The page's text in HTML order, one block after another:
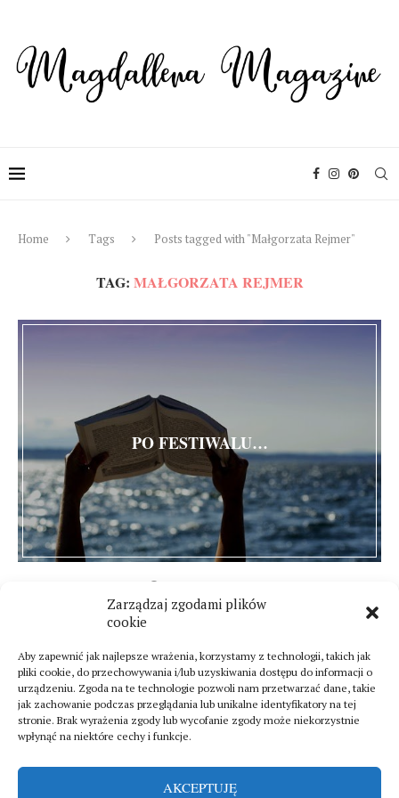
Zarządzaj zgodami plików
cookie
Aby zapewnić jak najlepsze wrażenia, korzystamy z technologii, takich jak
pliki cookie, do przechowywania i/lub uzyskiwania dostępu do informacji o
urządzeniu. Zgoda na te technologie pozwoli nam przetwarzać dane, takie
jak zachowanie podczas przeglądania lub unikalne identyfikatory na tej
stronie. Brak wyrażenia zgody lub wycofanie zgody może niekorzystnie
wpłynąć na niektóre cechy i funkcje.
AKCEPTUJĘ
Home Tags Posts tagged with "Małgorzata Rejmer"
TAG: MAŁGORZATA REJMER
PO FESTIWALU…
8 komentarzy